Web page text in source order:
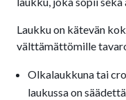
Laukku on kätevän
välttämättömille
Olkalaukkuna tai
laukussa on